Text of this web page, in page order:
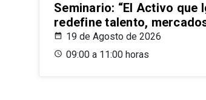
Seminario: “El Activo que
redefine talento,
19 de Agosto de 2026
09:00 a 11:00 horas